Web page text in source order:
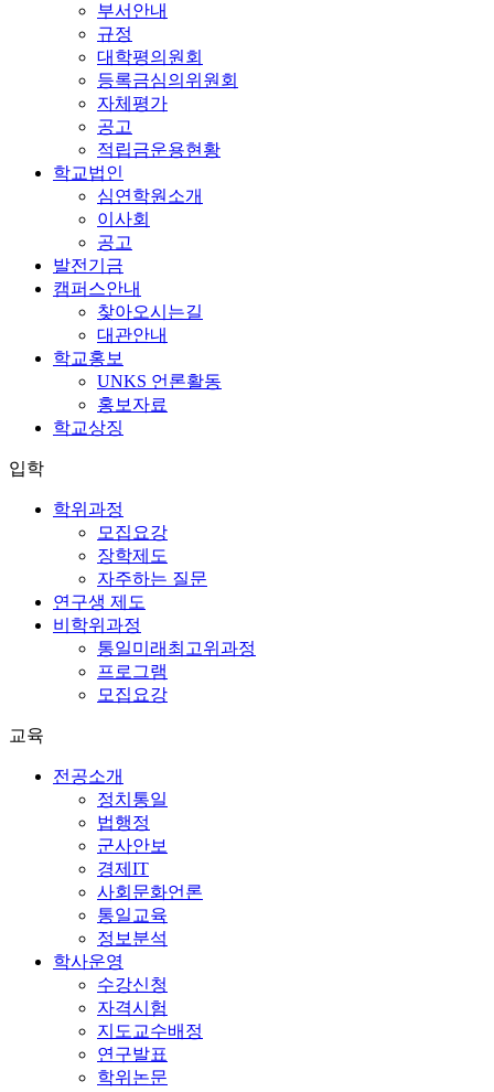
부서안내
규정
대학평의원회
등록금심의위원회
자체평가
공고
적립금운용현황
학교법인
심연학원소개
이사회
공고
발전기금
캠퍼스안내
찾아오시는길
대관안내
학교홍보
UNKS 언론활동
홍보자료
학교상징
입학
학위과정
모집요강
장학제도
자주하는 질문
연구생 제도
비학위과정
통일미래최고위과정
프로그램
모집요강
교육
전공소개
정치통일
법행정
군사안보
경제IT
사회문화언론
통일교육
정보분석
학사운영
수강신청
자격시험
지도교수배정
연구발표
학위논문